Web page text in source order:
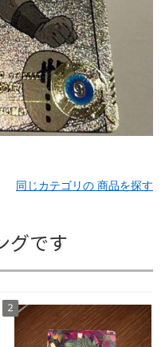
同じカテゴリの 商品を探す
グです